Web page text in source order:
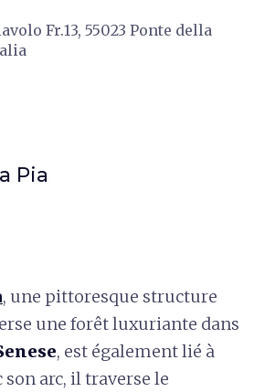
Fr.13, 55023 Ponte della
Pia
, une pittoresque structure
une forêt luxuriante dans
, est également lié à
son arc, il traverse le